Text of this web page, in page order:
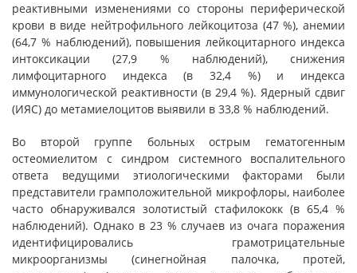
реактивными изменениями со стороны периферической
крови в виде нейтрофильного лейкоцитоза (47 %), анемии
(64,7 % наблюдений), повышения лейкоцитарного индекса
интоксикации (27,9 % наблюдений), снижения
лимфоцитарного индекса (в 32,4 %) и индекса
иммунологической реактивности (в 29,4 %). Ядерный сдвиг
(ИЯС) до метамиелоцитов выявили в 33,8 % наблюдений.
Во второй группе больных острым гематогенным
остеомиелитом с синдром системного воспалительного
ответа ведущими этиологическими факторами были
представители грамположительной микрофлоры, наиболее
часто обнаруживался золотистый стафилококк (в 65,4 %
наблюдений). Однако в 23 % случаев из очага поражения
идентифицировались грамотрицательные
микроорганизмы (синегнойная палочка, протей,